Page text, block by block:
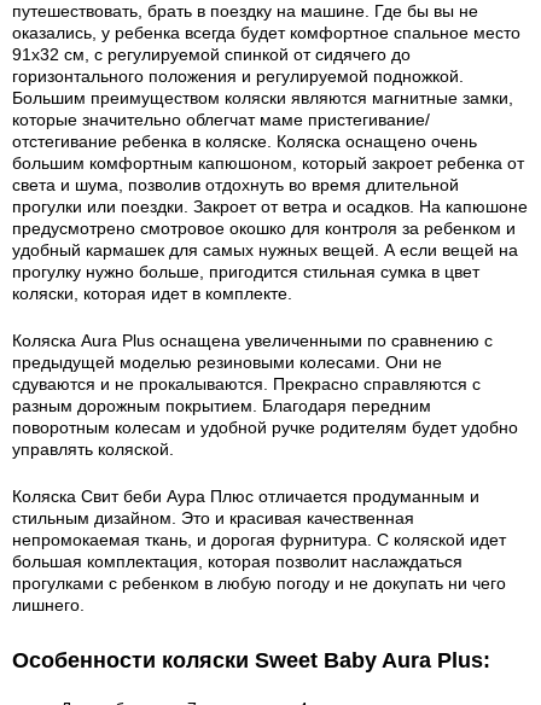
путешествовать, брать в поездку на машине. Где бы вы не
оказались, у ребенка всегда будет комфортное спальное место
91х32 см, с регулируемой спинкой от сидячего до
горизонтального положения и регулируемой подножкой.
Большим преимуществом коляски являются магнитные замки,
которые значительно облегчат маме пристегивание/
отстегивание ребенка в коляске. Коляска оснащено очень
большим комфортным капюшоном, который закроет ребенка от
света и шума, позволив отдохнуть во время длительной
прогулки или поездки. Закроет от ветра и осадков. На капюшоне
предусмотрено смотровое окошко для контроля за ребенком и
удобный кармашек для самых нужных вещей. А если вещей на
прогулку нужно больше, пригодится стильная сумка в цвет
коляски, которая идет в комплекте.
Коляска Aura Plus оснащена увеличенными по сравнению с
предыдущей моделью резиновыми колесами. Они не
сдуваются и не прокалываются. Прекрасно справляются с
разным дорожным покрытием. Благодаря передним
поворотным колесам и удобной ручке родителям будет удобно
управлять коляской.
Коляска Свит беби Аура Плюс отличается продуманным и
стильным дизайном. Это и красивая качественная
непромокаемая ткань, и дорогая фурнитура. С коляской идет
большая комплектация, которая позволит наслаждаться
прогулками с ребенком в любую погоду и не докупать ни чего
лишнего.
Особенности коляски Sweet Baby Aura Plus: